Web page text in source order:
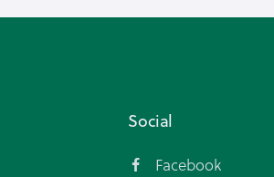
Social
Facebook